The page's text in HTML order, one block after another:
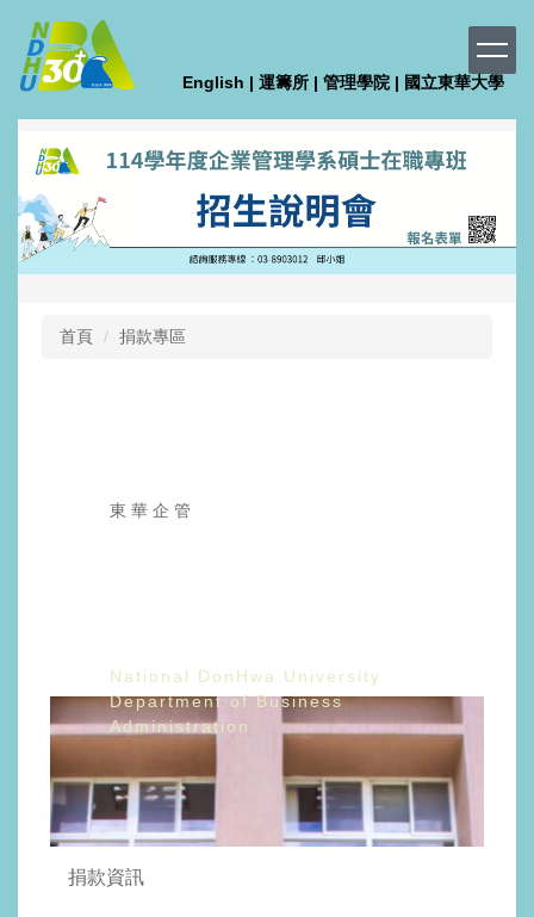
主
要
內
English | 運籌所 | 管理學院 | 國立東華大學
首頁 捐款專區
東 華 企 管
National DonHwa University
Department of Business
Administration
捐款資訊